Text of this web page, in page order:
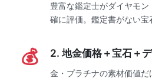
豊富な鑑定士がダイヤモ
確に評価。鑑定書がない宝
2. 地金価格＋宝石＋
金・プラチナの素材価値だ